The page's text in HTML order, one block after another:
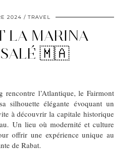
2024 TRAVEL
LA MARINA
SALÉ 🇲🇦
rencontre l’Atlantique, le Fairmont
silhouette élégante évoquant un
à découvrir la capitale historique
Un lieu où modernité et culture
offrir une expérience unique au
de Rabat.